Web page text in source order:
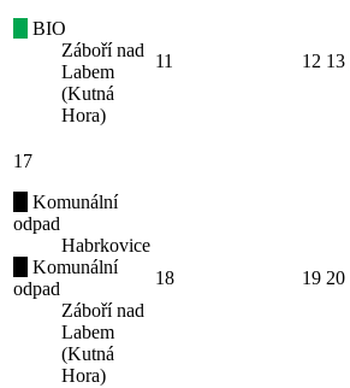
BIO
Záboří nad
Labem
(Kutná
Hora)
11 12 13
17
Komunální
odpad
Habrkovice
Komunální
odpad
Záboří nad
Labem
(Kutná
Hora)
18 19 20